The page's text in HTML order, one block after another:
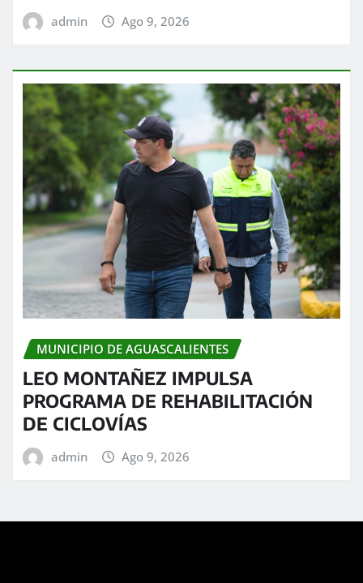
admin Ago 9, 2026
MUNICIPIO DE AGUASCALIENTES
LEO MONTAÑEZ IMPULSA
PROGRAMA DE REHABILITACIÓN
DE CICLOVÍAS
admin Ago 9, 2026